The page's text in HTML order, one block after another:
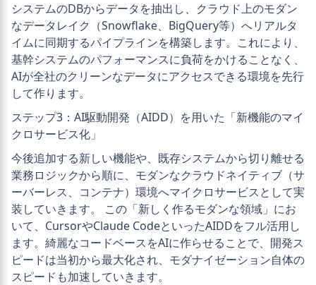
システムのDBからデータを抽出し、クラウド上のモダン
なデータレイク（Snowflake、BigQuery等）へリアルタ
イムに同期するパイプラインを構築します。これにより、
基幹システムのパフォーマンスに負荷をかけることなく、
AIが全社のクリーンなデータにアクセスできる環境を先行
して作ります。
ステップ3：AI駆動開発（AIDD）を用いた「新機能のマイ
クロサービス化」
今後追加する新しい機能や、既存システムから切り離せる
業務ロジックから順に、モダンなクラウドネイティブ（サ
ーバーレス、コンテナ）環境へマイクロサービスとして実
装していきます。 この「新しく作るモダンな領域」にお
いて、CursorやClaude CodeといったAIDDをフル活用し
ます。綺麗なコードベースをAIに作らせることで、開発ス
ピードは当初から最大化され、モダナイゼーション自体の
スピードも加速していきます。